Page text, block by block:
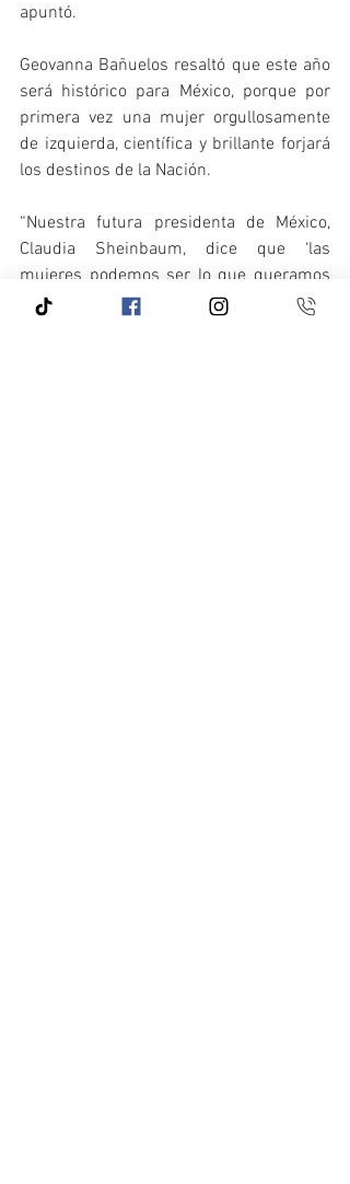
apuntó.
Geovanna Bañuelos resaltó que este año
será histórico para México, porque por
primera vez una mujer orgullosamente
de izquierda, científica y brillante forjará
los destinos de la Nación.
“Nuestra futura presidenta de México,
Claudia Sheinbaum, dice que ‘las
mujeres podemos ser lo que queramos
ser’. Y tiene toda la razón. Hemos luchado